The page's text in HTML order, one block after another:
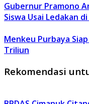
Gubernur Pramono
Siswa Usai Ledakan
Menkeu Purbaya
Triliun
Rekomendasi